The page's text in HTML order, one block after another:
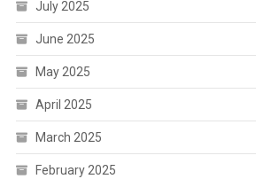
July 2025
June 2025
May 2025
April 2025
March 2025
February 2025